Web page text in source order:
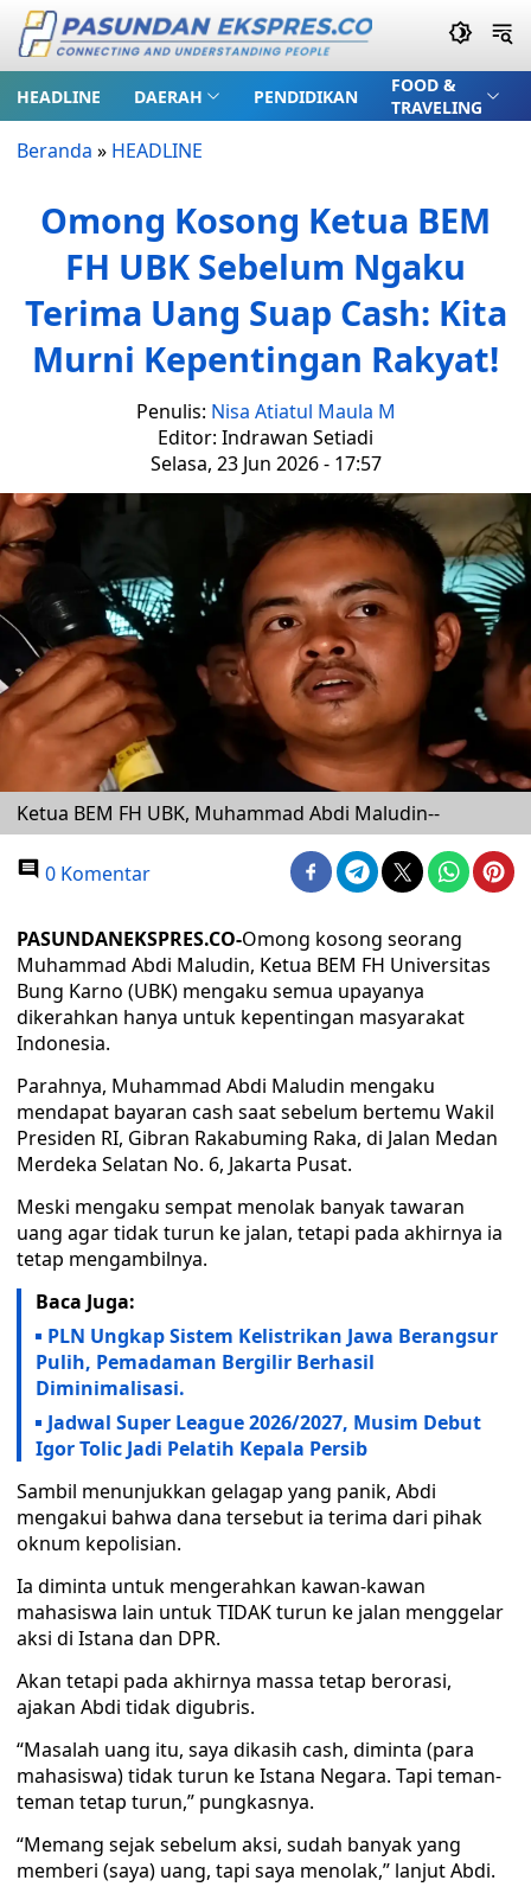
HEADLINE DAERAH PENDIDIKAN
FOOD &
TRAVELING
Beranda » HEADLINE
Omong Kosong Ketua BEM
FH UBK Sebelum Ngaku
Terima Uang Suap Cash: Kita
Murni Kepentingan Rakyat!
Penulis: Nisa Atiatul Maula M
Editor: Indrawan Setiadi
Selasa, 23 Jun 2026 - 17:57
Ketua BEM FH UBK, Muhammad Abdi Maludin--
0 Komentar
PASUNDANEKSPRES.CO-Omong kosong seorang
Muhammad Abdi Maludin, Ketua BEM FH Universitas
Bung Karno (UBK) mengaku semua upayanya
dikerahkan hanya untuk kepentingan masyarakat
Indonesia.
Parahnya, Muhammad Abdi Maludin mengaku
mendapat bayaran cash saat sebelum bertemu Wakil
Presiden RI, Gibran Rakabuming Raka, di Jalan Medan
Merdeka Selatan No. 6, Jakarta Pusat.
Meski mengaku sempat menolak banyak tawaran
uang agar tidak turun ke jalan, tetapi pada akhirnya ia
tetap mengambilnya.
Baca Juga:
PLN Ungkap Sistem Kelistrikan Jawa Berangsur
Pulih, Pemadaman Bergilir Berhasil
Diminimalisasi.
Jadwal Super League 2026/2027, Musim Debut
Igor Tolic Jadi Pelatih Kepala Persib
Sambil menunjukkan gelagap yang panik, Abdi
mengakui bahwa dana tersebut ia terima dari pihak
oknum kepolisian.
Ia diminta untuk mengerahkan kawan-kawan
mahasiswa lain untuk TIDAK turun ke jalan menggelar
aksi di Istana dan DPR.
Akan tetapi pada akhirnya massa tetap berorasi,
ajakan Abdi tidak digubris.
“Masalah uang itu, saya dikasih cash, diminta (para
mahasiswa) tidak turun ke Istana Negara. Tapi teman-
teman tetap turun,” pungkasnya.
“Memang sejak sebelum aksi, sudah banyak yang
memberi (saya) uang, tapi saya menolak,” lanjut Abdi.